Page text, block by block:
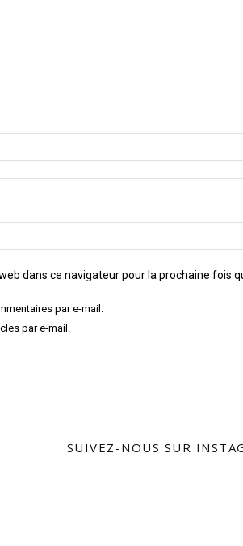
dans ce navigateur pour la prochaine fois
par e-mail.
par e-mail.
SUIVEZ-NOUS SUR